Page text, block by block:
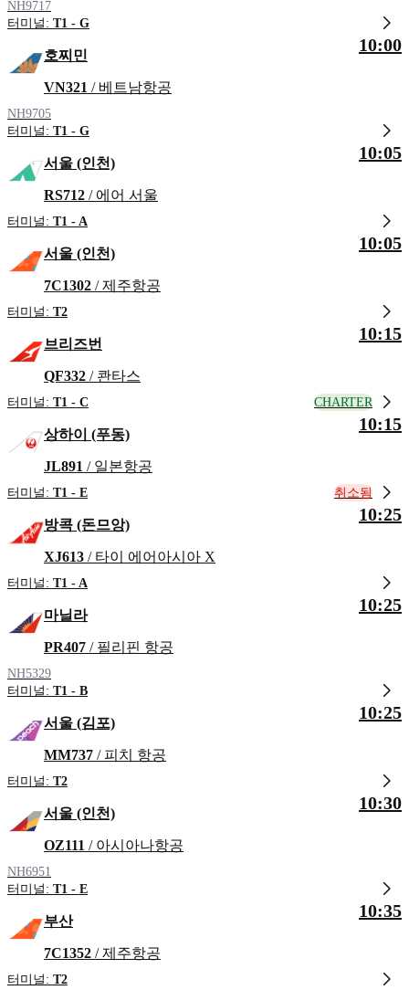
NH9717
터미널: T1 - G
호찌민
VN321 / 베트남항공
NH9705
터미널: T1 - G
10:00
서울 (인천)
RS712 / 에어 서울
터미널: T1 - A
10:05
서울 (인천)
7C1302 / 제주항공
터미널: T2
10:05
브리즈번
QF332 / 콴타스
터미널: T1 - C
10:15
CHARTER
상하이 (푸동)
JL891 / 일본항공
터미널: T1 - E
10:15
취소됨
방콕 (돈므앙)
XJ613 / 타이 에어아시아 X
터미널: T1 - A
10:25
마닐라
PR407 / 필리핀 항공
NH5329
터미널: T1 - B
10:25
서울 (김포)
MM737 / 피치 항공
터미널: T2
10:25
서울 (인천)
OZ111 / 아시아나항공
NH6951
터미널: T1 - E
10:30
부산
7C1352 / 제주항공
터미널: T2
10:35